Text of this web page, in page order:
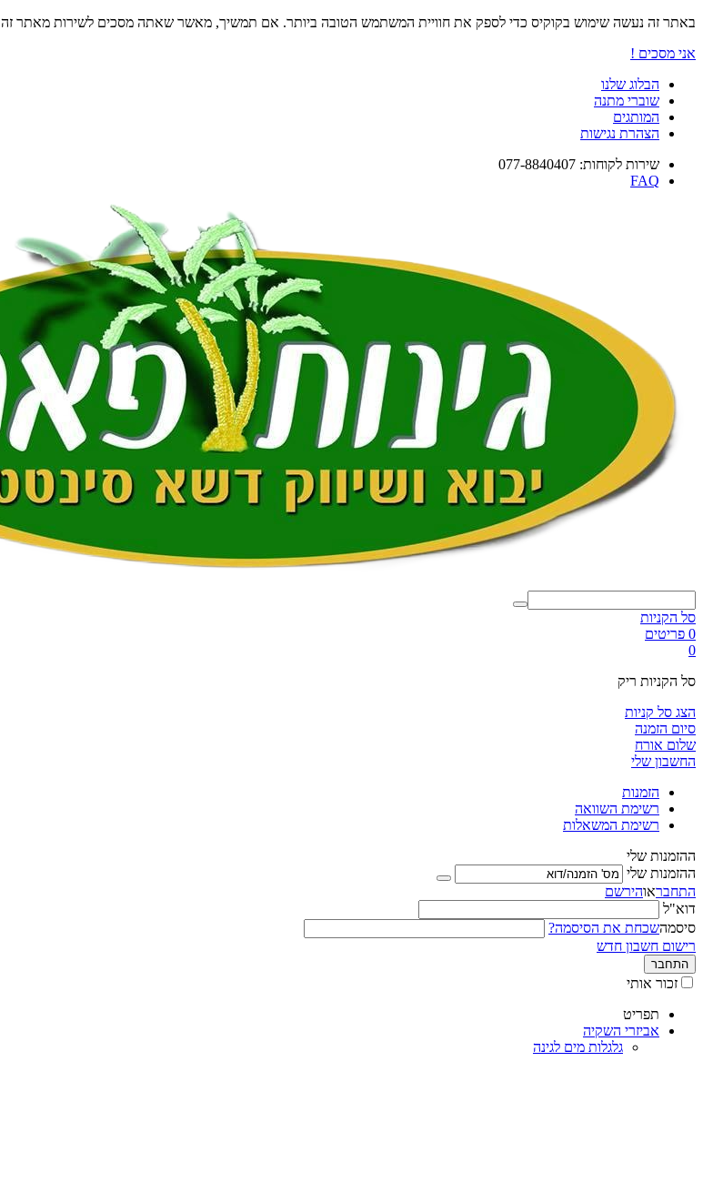
באתר זה נעשה שימוש בקוקיס כדי לספק את חוויית המשתמש הטובה ביותר. אם תמשיך, מאשר שאתה מסכים לשירות מאתר זה
אני מסכים !
הבלוג שלנו
שוברי מתנה
המותגים
הצהרת נגישות
שירות לקוחות: 077-8840407
FAQ
סל הקניות
0 פריטים
0
סל הקניות ריק
הצג סל קניות
סיום הזמנה
שלום אורח
החשבון שלי
הזמנות
רשימת השוואה
רשימת המשאלות
ההזמנות שלי
ההזמנות שלי
התחבראוהירשם
דוא"ל
סיסמהשכחת את הסיסמה?
רישום חשבון חדש
התחבר
זכור אותי
תפריט
אביזרי השקיה
גלגלות מים לגינה